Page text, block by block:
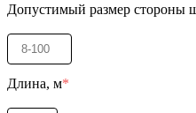
Допустимый размер стороны
Длина, м*